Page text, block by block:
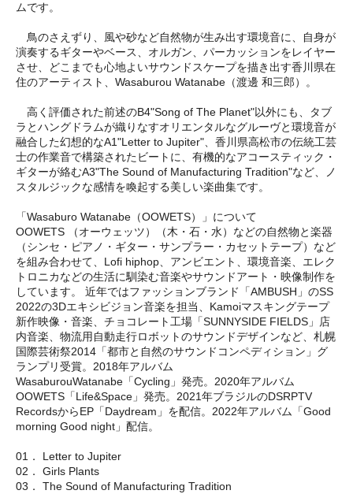
ムです。
鳥のさえずり、風や砂など自然物が生み出す環境音に、自身が
演奏するギターやベース、オルガン、パーカッションをレイヤー
させ、どこまでも心地よいサウンドスケープを描き出す香川県在
住のアーティスト、Wasaburou Watanabe（渡邊 和三郎）。
高く評価された前述のB4"Song of The Planet"以外にも、タブ
ラとハングドラムが織りなすオリエンタルなグルーヴと環境音が
融合した幻想的なA1"Letter to Jupiter"、香川県高松市の伝統工芸
士の作業音で構築されたビートに、有機的なアコースティック・
ギターが絡むA3"The Sound of Manufacturing Tradition"など、ノ
スタルジックな感情を喚起する美しい楽曲集です。
「Wasaburo Watanabe（OOWETS）」について
OOWETS （オーウェッツ）（木・石・水）などの自然物と楽器
（シンセ・ピアノ・ギター・サンプラー・カセットテープ）など
を組み合わせて、Lofi hiphop、アンビエント、環境音楽、エレク
トロニカなどの生活に馴染む音楽やサウンドアート・映像制作を
しています。 近年ではファッションブランド「AMBUSH」のSS
2022の3Dエキシビジョン音楽を担当、Kamoiマスキングテープ
新作映像・音楽、チョコレート工場「SUNNYSIDE FIELDS」店
内音楽、物流用自動走行ロボットのサウンドデザインなど、札幌
国際芸術祭2014「都市と自然のサウンドコンペディション」グ
ランプリ受賞。2018年アルバム
WasaburouWatanabe「Cycling」発売。2020年アルバム
OOWETS「Life&Space」発売。2021年ブラジルのDSRPTV
RecordsからEP「Daydream」を配信。2022年アルバム「Good
morning Good night」配信。
01． Letter to Jupiter
02． Girls Plants
03． The Sound of Manufacturing Tradition